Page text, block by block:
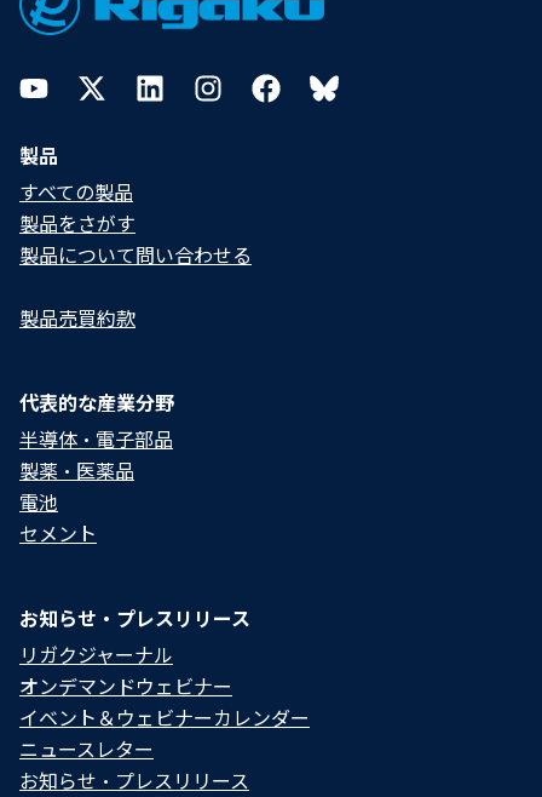
YouTubeTwitterLinkedInInstagramFacebookBluesky
製品
すべての製品
製品をさがす
製品について問い合わせる​
製品売買約款
代表的な産業分野
半導体・電子部品
製薬・医薬品
電池
セメント
お知らせ・プレスリリース
リガクジャーナル
オンデマンドウェビナー
イベント＆ウェビナーカレンダー
ニュースレター
お知らせ・プレスリリース